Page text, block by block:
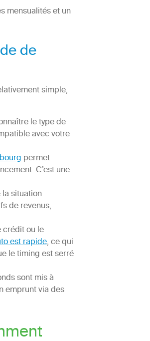
mensualités et un
de
simple,
le type de
avec votre
permet
C’est une
situation
de revenus,
crédit ou le
est rapide, ce qui
le timing est serré
sont mis à
emprunt via des